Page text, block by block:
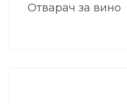
Отварач за вино